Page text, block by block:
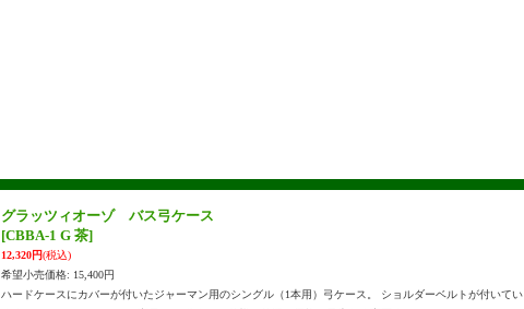
グラッツィオーゾ バス弓ケース
[CBBA-1 G 茶]
12,320円(税込)
希望小売価格: 15,400円
ハードケースにカバーが付いたジャーマン用のシングル（1本用）弓ケース。 ショルダーベルトが付いてい